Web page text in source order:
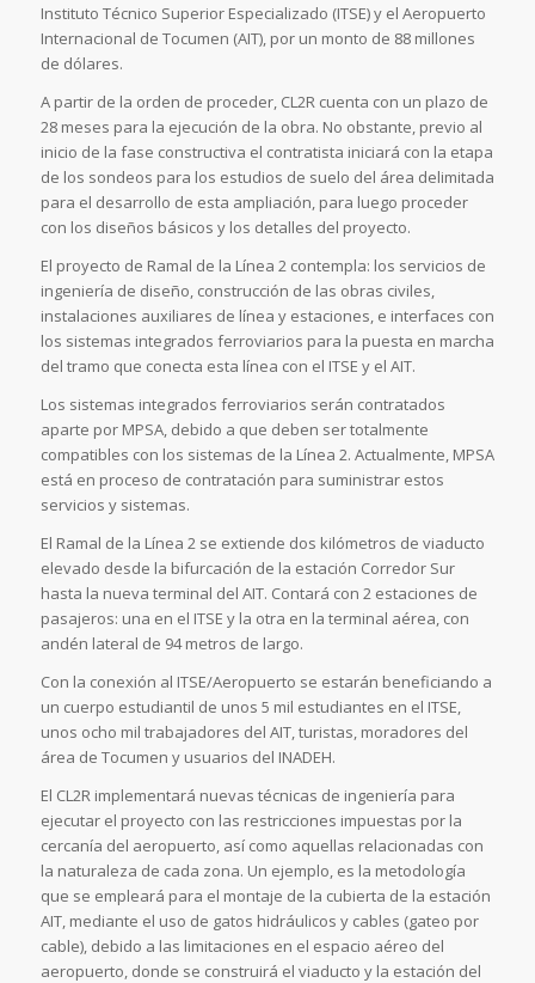
Instituto Técnico Superior Especializado (ITSE) y el Aeropuerto
Internacional de Tocumen (AIT), por un monto de 88 millones
de dólares.
A partir de la orden de proceder, CL2R cuenta con un plazo de
28 meses para la ejecución de la obra. No obstante, previo al
inicio de la fase constructiva el contratista iniciará con la etapa
de los sondeos para los estudios de suelo del área delimitada
para el desarrollo de esta ampliación, para luego proceder
con los diseños básicos y los detalles del proyecto.
El proyecto de Ramal de la Línea 2 contempla: los servicios de
ingeniería de diseño, construcción de las obras civiles,
instalaciones auxiliares de línea y estaciones, e interfaces con
los sistemas integrados ferroviarios para la puesta en marcha
del tramo que conecta esta línea con el ITSE y el AIT.
Los sistemas integrados ferroviarios serán contratados
aparte por MPSA, debido a que deben ser totalmente
compatibles con los sistemas de la Línea 2. Actualmente, MPSA
está en proceso de contratación para suministrar estos
servicios y sistemas.
El Ramal de la Línea 2 se extiende dos kilómetros de viaducto
elevado desde la bifurcación de la estación Corredor Sur
hasta la nueva terminal del AIT. Contará con 2 estaciones de
pasajeros: una en el ITSE y la otra en la terminal aérea, con
andén lateral de 94 metros de largo.
Con la conexión al ITSE/Aeropuerto se estarán beneficiando a
un cuerpo estudiantil de unos 5 mil estudiantes en el ITSE,
unos ocho mil trabajadores del AIT, turistas, moradores del
área de Tocumen y usuarios del INADEH.
El CL2R implementará nuevas técnicas de ingeniería para
ejecutar el proyecto con las restricciones impuestas por la
cercanía del aeropuerto, así como aquellas relacionadas con
la naturaleza de cada zona. Un ejemplo, es la metodología
que se empleará para el montaje de la cubierta de la estación
AIT, mediante el uso de gatos hidráulicos y cables (gateo por
cable), debido a las limitaciones en el espacio aéreo del
aeropuerto, donde se construirá el viaducto y la estación del